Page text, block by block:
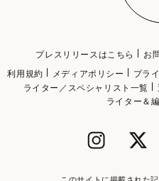
プレスリリースはこちら お
利用規約
メディアポリシー プラ
ライター／スペシャリスト一覧
ライター＆